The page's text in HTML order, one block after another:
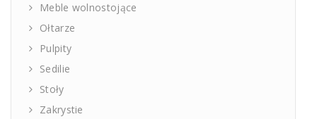
Meble wolnostojące
Ołtarze
Pulpity
Sedilie
Stoły
Zakrystie